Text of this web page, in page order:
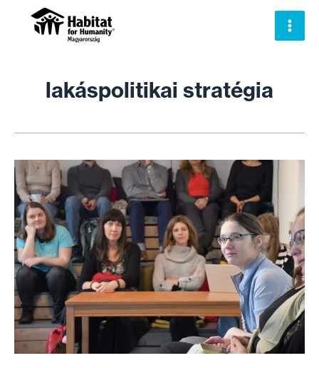
lakáspolitikai stratégia